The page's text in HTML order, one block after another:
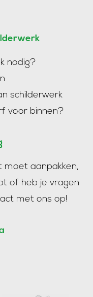
nodig?
schilderwerk
voor binnen?
moet aanpakken,
of heb je vragen
met ons op!